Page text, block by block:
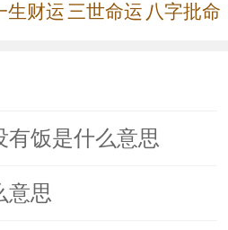
生财运三世命运 八字批命
有饭是什么意思
意思